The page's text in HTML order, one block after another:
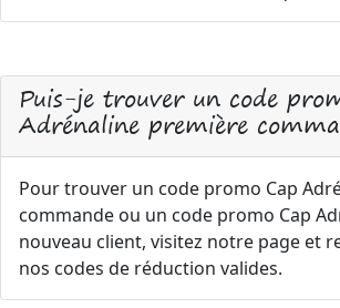
Puis-je trouver un code
Adrénaline première
Pour trouver un code promo Cap
commande ou un code promo Cap
nouveau client, visitez notre page et
nos codes de réduction valides.